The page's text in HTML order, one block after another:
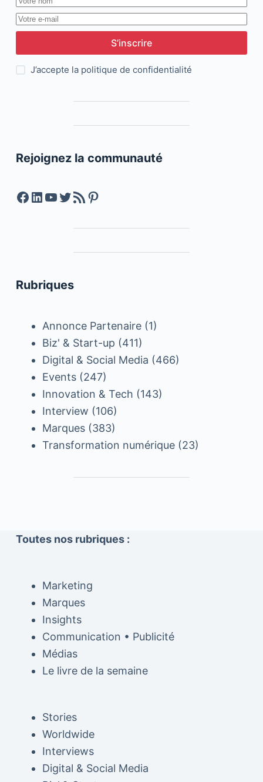
S’inscrire
J’accepte la politique de confidentialité
Rejoignez la communauté
Facebook
LinkedIn
YouTube
Twitter
Feed RSSPinterest
Rubriques
Annonce Partenaire(1)
Biz' & Start-up (411)
Digital & Social Media (466)
Events(247)
Innovation & Tech (143)
Interview (106)
Marques(383)
Transformation numérique(23)
Toutes nos rubriques :
Marketing
Marques
Insights
Communication • Publicité
Médias
Le livre de la semaine
Stories
Worldwide
Interviews
Digital & Social Media